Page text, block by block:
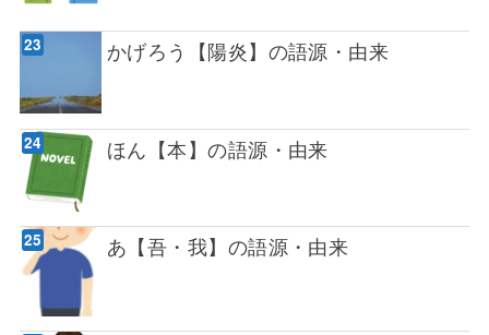
かげろう【陽炎】の語源・由来
ほん【本】の語源・由来
あ【吾・我】の語源・由来